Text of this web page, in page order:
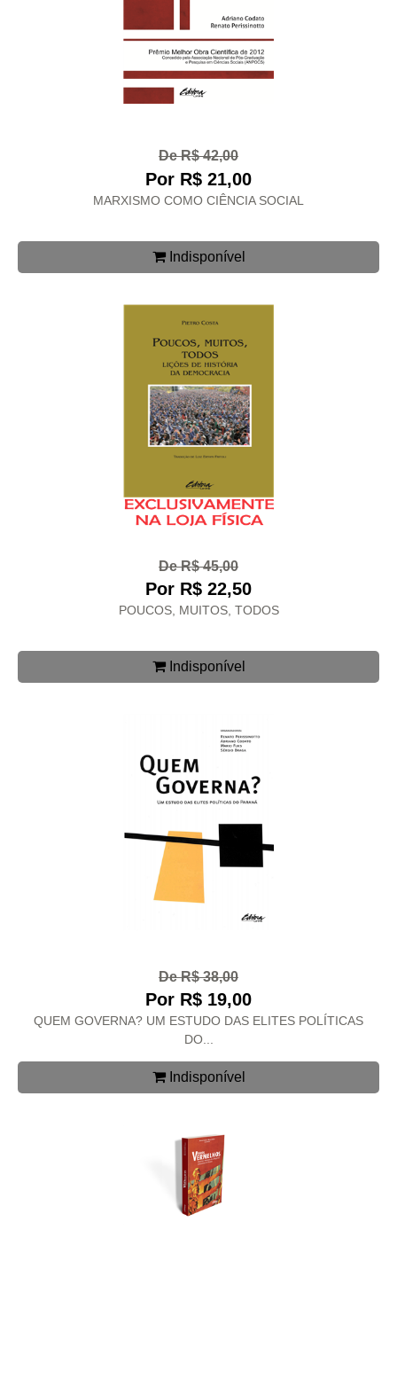
De R$ 42,00
Por R$ 21,00
MARXISMO COMO CIÊNCIA SOCIAL
Indisponível
De R$ 45,00
Por R$ 22,50
POUCOS, MUITOS, TODOS
Indisponível
De R$ 38,00
Por R$ 19,00
QUEM GOVERNA? UM ESTUDO DAS ELITES POLÍTICAS
DO...
Indisponível